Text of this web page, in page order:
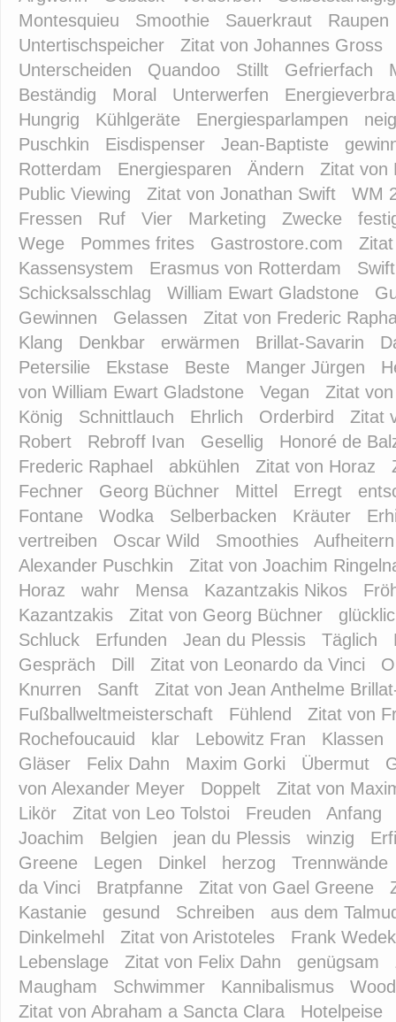
Montesquieu
Smoothie Sauerkraut
Raupen
Untertischspeicher
Zitat von Johannes Gross
Unterscheiden
Quandoo Stillt Gefrierfach
Beständig
Moral Unterwerfen
Hungrig
Kühlgeräte Energiesparlampen
Puschkin
Eisdispenser Jean-Baptiste
Rotterdam
Energiesparen Ändern
Zitat von
Public Viewing
Zitat von Jonathan Swift
WM
Fressen
Ruf Vier Marketing Zwecke
Wege
Pommes frites Gastrostore.com
Kassensystem
Erasmus von Rotterdam
Schicksalsschlag
William Ewart Gladstone
Gewinnen
Gelassen
Zitat von Frederic
Klang
Denkbar erwärmen Brillat-Savarin
Petersilie
Ekstase Beste Manger Jürgen
von William Ewart Gladstone
Vegan
Zitat
König
Schnittlauch Ehrlich Orderbird
Zitat
Robert
Rebroff Ivan Gesellig
Honoré de
Frederic Raphael
abkühlen Zitat von Horaz
Fechner
Georg Büchner Mittel Erregt
Fontane
Wodka Selberbacken Kräuter
vertreiben
Oscar Wild Smoothies
Aufheitern
Alexander Puschkin
Zitat von Joachim
Horaz
wahr Mensa Kazantzakis Nikos
Kazantzakis
Zitat von Georg Büchner
Schluck
Erfunden Jean du Plessis Täglich
Gespräch
Dill Zitat von Leonardo da Vinci
Knurren
Sanft
Zitat von Jean Anthelme
Fußballweltmeisterschaft
Fühlend
Zitat von
Rochefoucauid
klar Lebowitz Fran
Klassen
Gläser
Felix Dahn Maxim Gorki Übermut
von Alexander Meyer
Doppelt
Zitat von
Likör
Zitat von Leo Tolstoi Freuden
Anfang
Joachim
Belgien jean du Plessis winzig
Greene
Legen Dinkel herzog
Trennwände
da Vinci
Bratpfanne Zitat von Gael Greene
Kastanie
gesund Schreiben
aus dem
Dinkelmehl
Zitat von Aristoteles
Frank
Lebenslage
Zitat von Felix Dahn genügsam
Maugham
Schwimmer Kannibalismus
Zitat von Abraham a Sancta Clara
Hotelpeise